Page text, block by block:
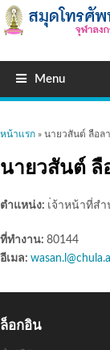
Menu
คุณอยู่ที่นี่
หน้าแรก » นายวสันต์ ลือล
นายวสันต์ ลื
ตำแหน่ง: เ่จ้าหน้าที่สำ
ที่ทำงาน: 80144
อีเมล:
ล็อกอิน